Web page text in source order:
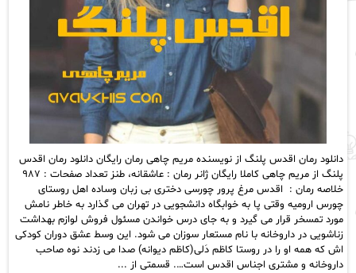
دانلود رمان اقدس پلنگ از نویسنده مریم چاهی رمان رایگان دانلود رمان اقدس
پلنگ از مریم چاهی کاملا رایگان ژانر رمان : عاشقانه، طنز تعداد صفحات : ۹۸۷
خلاصه رمان : اقدس مرغ پرور چورسی دختری بی زبان و‌ساده اهل روستای
چورس ارومیه وقتی پا به خوابگاه دانشجویی در تهران می گذارد به خاطر نامش
مورد تمسخر قرار می گیرد و به جای درس خواندن مسئول فروش لوازم بهداشت
زناشویی در داروخانه با نام مستعار سوزان می شود. این وسط عشق دوران کودکی
اش که همه او را در روستا کاظم دَلی(کاظم دیوانه) صدا می زدند نوه صاحب
داروخانه و‌ مشتری اجناس اقدس است…. قسمتی از ...